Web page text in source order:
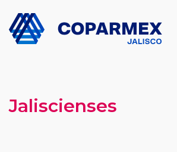
Jaliscienses